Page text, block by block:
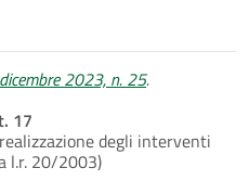
2023, n. 25.
17
degli interventi
l.r. 20/2003)